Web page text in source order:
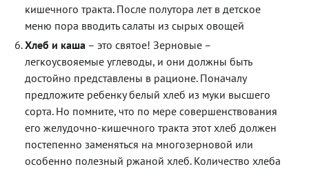
кишечного тракта. После полутора лет в детское
меню пора вводить салаты из сырых овощей
Хлеб и каша – это святое! Зерновые –
легкоусвояемые углеводы, и они должны быть
достойно представлены в рационе. Поначалу
предложите ребенку белый хлеб из муки высшего
сорта. Но помните, что по мере совершенствования
его желудочно-кишечного тракта этот хлеб должен
постепенно заменяться на многозерновой или
особенно полезный ржаной хлеб. Количество хлеба